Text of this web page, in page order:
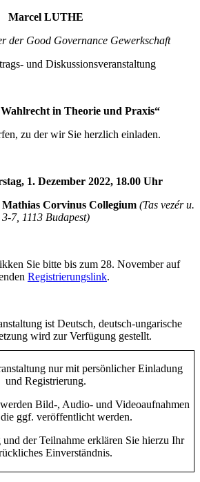
Marcel LUTHE
der Good Governance Gewerkschaft
und Diskussionsveranstaltung
Wahlrecht in Theorie und Praxis“
zu der wir Sie herzlich einladen.
1. Dezember 2022, 18.00 Uhr
Corvinus Collegium(Tas vezér u.
3-7, 1113 Budapest)
Sie bitte bis zum 28. November auf
Registrierungslink.
ist Deutsch, deutsch-ungarische
wird zur Verfügung gestellt.
nur mit persönlicher Einladung
und Registrierung.
Bild-, Audio- und Videoaufnahmen
ggf. veröffentlicht werden.
der Teilnahme erklären Sie hierzu Ihr
Einverständnis.